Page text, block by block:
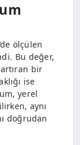
ölçülen
Bu değer,
bir
ise
yerel
aynı
doğrudan